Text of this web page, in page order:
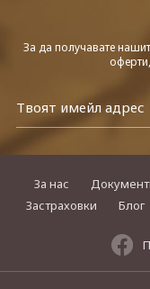
За да получавате
За нас
Застраховки
Блог